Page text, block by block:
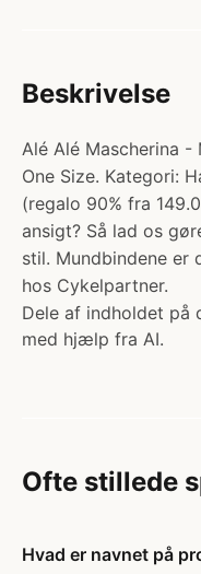
Beskrivelse
Alé Alé Mascherina
One Size. Kategori:
(regalo 90% fra
ansigt? Så lad os
stil. Mundbindene er
hos Cykelpartner.
Dele af indholdet på
med hjælp fra AI.
Ofte stillede
Hvad er navnet på